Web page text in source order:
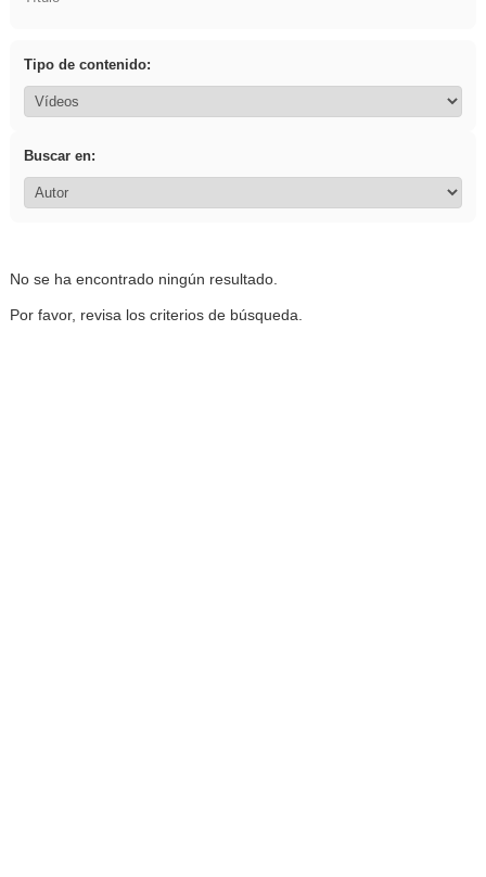
Tipo de contenido:
Buscar en:
No se ha encontrado ningún resultado.
Por favor, revisa los criterios de búsqueda.